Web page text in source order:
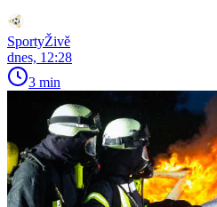
SportyŽivě
dnes, 12:28
3 min